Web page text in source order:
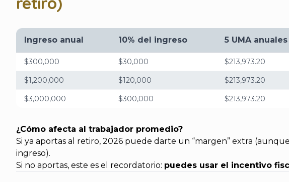
Ingreso anual 10% del ingreso 5 UMA
$300,000 $30,000 $213,973.20
$1,200,000 $120,000 $213,973.20
$3,000,000 $300,000 $213,973.20
¿Cómo afecta al trabajador promedio?
Si ya aportas al retiro, 2026 puede darte un “margen” extra
ingreso).
Si no aportas, este es el recordatorio: puedes usar el incentivo